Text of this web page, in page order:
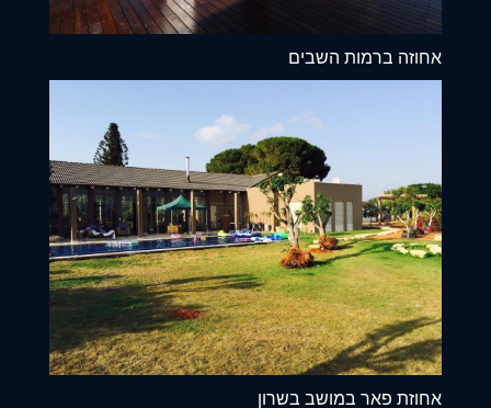
אחוזה ברמות השבים
אחוזת פאר במושב בשרון